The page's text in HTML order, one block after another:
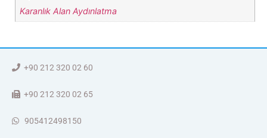
Karanlık Alan Aydınlatma
+90 212 320 02 60
+90 212 320 02 65
905412498150